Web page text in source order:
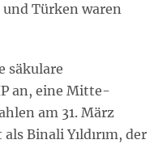
Türken waren
säkulare
an, eine Mitte-
am 31. März
Binali Yıldırım, der